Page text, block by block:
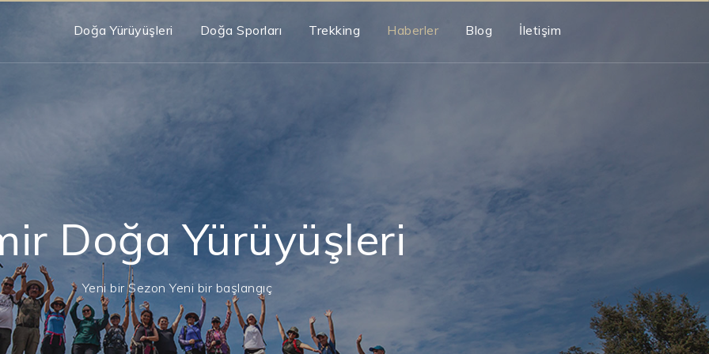
Doğa Yürüyüşleri Doğa Sporları Trekking Haberler Blog İletişim
Doğa Yürüyüşleri
Yeni bir Sezon Yeni bir başlangıç